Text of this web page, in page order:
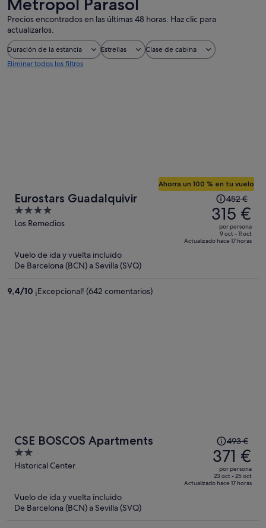
Metropol Parasol
Precios encontrados en las últimas 48 horas. Haz clic para
actualizarlos.
Duración de la estancia Estrellas
Clase de cabina
Eliminar todos los filtros
Eurostars Guadalquivir
4
out
Los Remedios
Ahorra un 100 % en tu vuelo
El
precio
era
de
452 €,
452 €
315 €
por persona
9 oct - 11 oct
Actualizado hace 17 horas
Vuelo de ida y vuelta incluido
De Barcelona (BCN) a Sevilla (SVQ)
9,4/10 ¡Excepcional! (642 comentarios)
CSE BOSCOS Apartments
2
out
Historical Center
El
precio
era
de
493 €,
493 €
371 €
por persona
23 oct - 25 oct
Actualizado hace 17 horas
Vuelo de ida y vuelta incluido
De Barcelona (BCN) a Sevilla (SVQ)